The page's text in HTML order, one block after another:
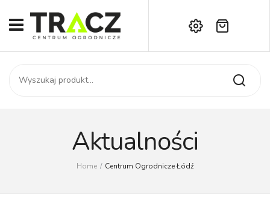
START
SKLEP
Kontakt
Brak produktów w koszyku.
Aktualności
Home / Centrum Ogrodnicze Łódź